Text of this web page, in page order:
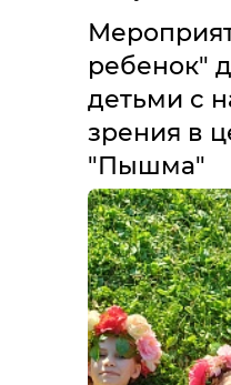
ребенок"
детьми с
зрения в
"Пышма"